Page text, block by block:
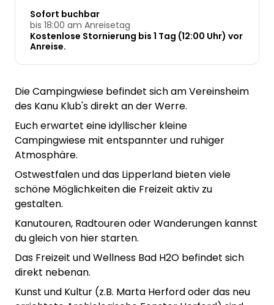
Sofort buchbar
bis 18:00 am Anreisetag
Kostenlose Stornierung bis 1 Tag (12:00 Uhr) vor
Anreise.
Die Campingwiese befindet sich am Vereinsheim
des Kanu Klub's direkt an der Werre.
Euch erwartet eine idyllischer kleine
Campingwiese mit entspannter und ruhiger
Atmosphäre.
Ostwestfalen und das Lipperland bieten viele
schöne Möglichkeiten die Freizeit aktiv zu
gestalten.
Kanutouren, Radtouren oder Wanderungen kannst
du gleich von hier starten.
Das Freizeit und Wellness Bad H2O befindet sich
direkt nebenan.
Kunst und Kultur (z.B. Marta Herford oder das neu